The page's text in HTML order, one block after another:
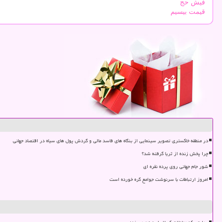
فیش حج
قیمت بیسیم
در منطقه خاکستری تصویر سینمایی از بنگاه های فاسد مالی و گردش پول های سیاه در اقتصاد جهانی
چرا پخش زنده از ثریا گرفته شد؟
شور جام جهانی روی پرده نقره ای
امروز ارتباطات با سرنوشت جوامع گره خورده است